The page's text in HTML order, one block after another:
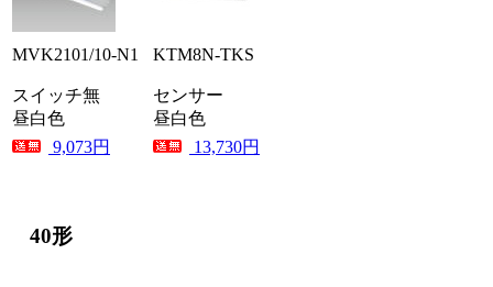
MVK2101/10-N1
スイッチ無
昼白色
9,073円
KTM8N-TKS
センサー
昼白色
13,730円
40形